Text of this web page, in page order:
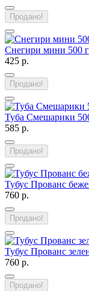
Продано!
Снегири мини 500
425 р.
Продано!
Туба Смешарики
585 р.
Продано!
Тубус Прованс
760 р.
Продано!
Тубус Прованс
760 р.
Продано!